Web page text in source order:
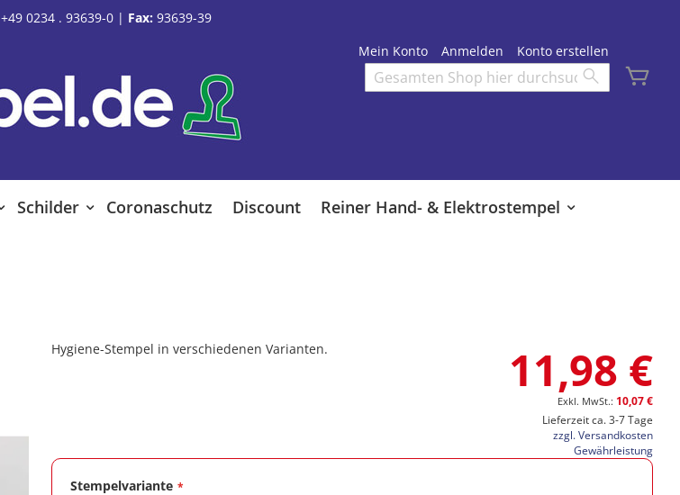
+49 0234 . 93639-0| Fax: 93639-39
Mein Konto
Anmelden Konto erstellen
Search
Schilder Coronaschutz Discount Reiner Hand- & Elektrostempel
11,98 €
10,07 €
Lieferzeit ca. 3-7 Tage
zzgl. Versandkosten
Gewährleistung
Hygiene-Stempel in verschiedenen Varianten.
Stempelvariante